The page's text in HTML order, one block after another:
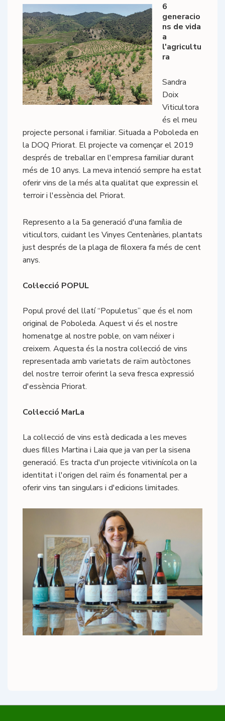
6
generacio
ns de vida
a
l'agricultu
ra
Sandra
Doix
Viticultora
és el meu
projecte personal i familiar. Situada a Poboleda en
la DOQ Priorat. El projecte va començar el 2019
després de treballar en l'empresa familiar durant
més de 10 anys. La meva intenció sempre ha estat
oferir vins de la més alta qualitat que expressin el
terroir i l'essència del Priorat.
Represento a la 5a generació d'una família de
viticultors, cuidant les Vinyes Centenàries, plantats
just després de la plaga de filoxera fa més de cent
anys.
Col·lecció POPUL
Popul prové del llatí “Populetus” que és el nom
original de Poboleda. Aquest vi és el nostre
homenatge al nostre poble, on vam néixer i
creixem. Aquesta és la nostra col·lecció de vins
representada amb varietats de raïm autòctones
del nostre terroir oferint la seva fresca expressió
d'essència Priorat.
Col·lecció MarLa
La col·lecció de vins està dedicada a les meves
dues filles Martina i Laia que ja van per la sisena
generació. Es tracta d'un projecte vitivinícola on la
identitat i l'origen del raïm és fonamental per a
oferir vins tan singulars i d'edicions limitades.